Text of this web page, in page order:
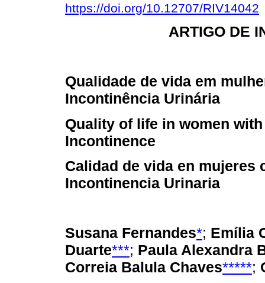
https://doi.org/10.12707/RIV14042
ARTIGO DE
Qualidade de vida em
Incontinência Urinária
Quality of life in women
Incontinence
Calidad de vida en mujeres
Incontinencia Urinaria
Susana Fernandes*; Emília
Duarte***; Paula Alexandra
Correia Balula Chaves*****;